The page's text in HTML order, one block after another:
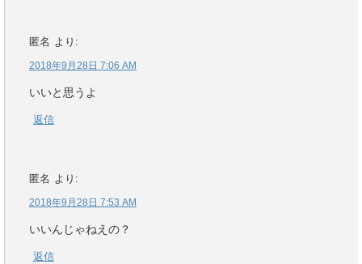
匿名 より:
2018年9月28日 7:06 AM
いいと思うよ
返信
匿名 より:
2018年9月28日 7:53 AM
いいんじゃねえの？
返信